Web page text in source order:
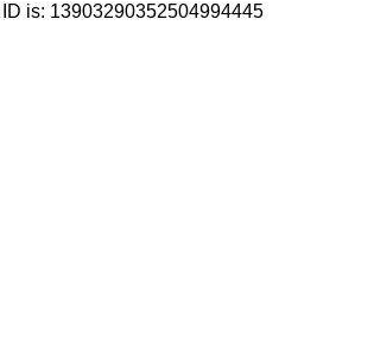
is: 13903290352504994445